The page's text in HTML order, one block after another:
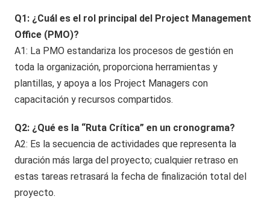
Q1: ¿Cuál es el rol principal del Project Management
Office (PMO)?
A1: La PMO estandariza los procesos de gestión en
toda la organización, proporciona herramientas y
plantillas, y apoya a los Project Managers con
capacitación y recursos compartidos.
Q2: ¿Qué es la “Ruta Crítica” en un cronograma?
A2: Es la secuencia de actividades que representa la
duración más larga del proyecto; cualquier retraso en
estas tareas retrasará la fecha de finalización total del
proyecto.